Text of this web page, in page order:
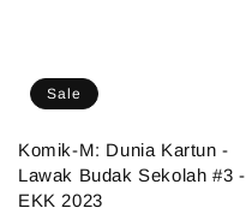
Sale
Komik-M: Dunia Kartun -
Lawak Budak Sekolah #3 -
EKK 2023